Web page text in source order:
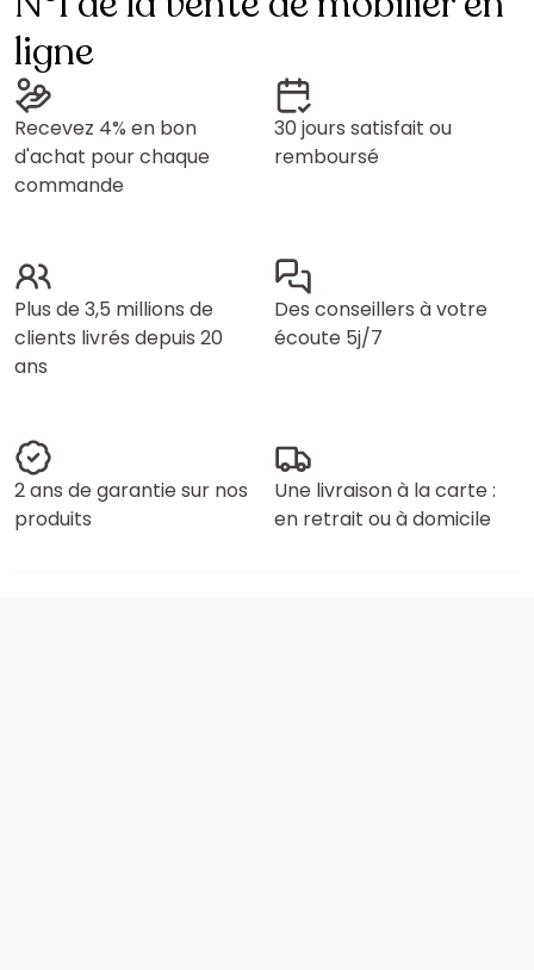
ligne
Recevez 4% en bon
d'achat pour chaque
commande
30 jours satisfait ou
remboursé
Plus de 3,5 millions de
clients livrés depuis 20
ans
Des conseillers à votre
écoute 5j/7
2 ans de garantie sur nos
produits
Une livraison à la carte :
en retrait ou à domicile